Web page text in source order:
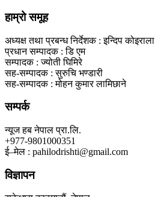
हाम्रो समूह
अध्यक्ष तथा प्रबन्ध निर्देशक : इन्दिप कोइराला
प्रधान सम्पादक : डि एम
सम्पादक : ज्योती घिमिरे
सह-सम्पादक : सुरुचि भण्डारी
सह-सम्पादक : मोहन कुमार लामिछाने
सम्पर्क
न्यूज हब नेपाल प्रा.लि.
+977-9801000351
ई–मेल : pahilodrishti@gmail.com
विज्ञापन